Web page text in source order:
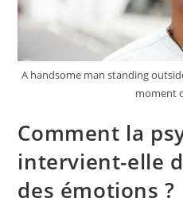
A handsome man standing
moment
Comment la
intervient-elle
des émotions ?